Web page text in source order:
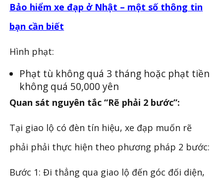
Bảo hiểm xe đạp ở Nhật – một số thông tin
bạn cần biết
Hình phạt:
Phạt tù không quá 3 tháng hoặc phạt tiền
không quá 50,000 yên
Quan sát nguyên tắc “Rẽ phải 2 bước”:
Tại giao lộ có đèn tín hiệu, xe đạp muốn rẽ
phải phải thực hiện theo phương pháp 2 bước:
Bước 1: Đi thẳng qua giao lộ đến góc đối diện,